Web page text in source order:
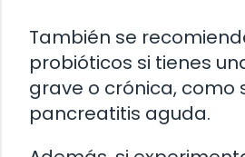
También se
probióticos si tienes
grave o crónica, como
pancreatitis aguda.